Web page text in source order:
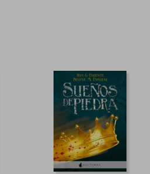
S/ 199,04
S/ 89,57
55%
dcto.